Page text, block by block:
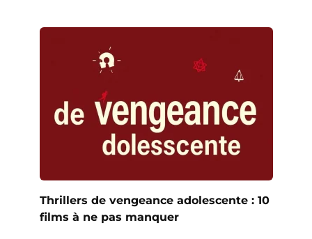
Thrillers de vengeance adolescente : 10
films à ne pas manquer